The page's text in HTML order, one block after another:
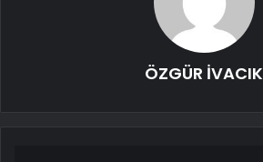
ÖZGÜR İVACIK